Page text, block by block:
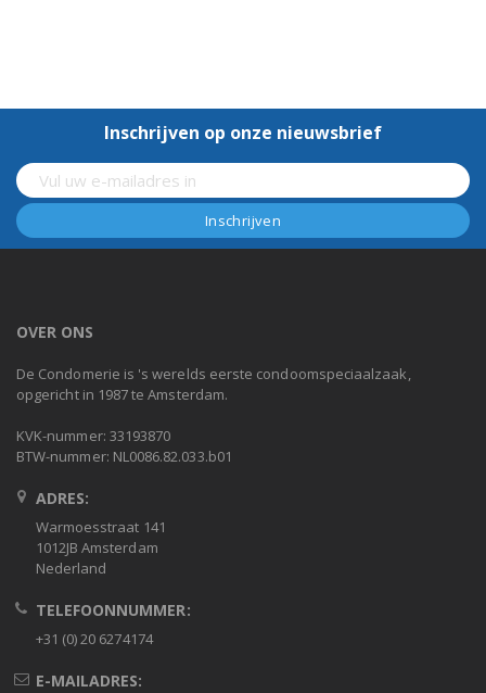
Inschrijven op onze nieuwsbrief
OVER ONS
De Condomerie is 's werelds eerste condoomspeciaalzaak,
opgericht in 1987 te Amsterdam.
KVK-nummer: 33193870
BTW-nummer: NL0086.82.033.b01
ADRES:
Warmoesstraat 141
1012JB Amsterdam
Nederland
TELEFOONNUMMER:
+31 (0) 20 6274174
E-MAILADRES: